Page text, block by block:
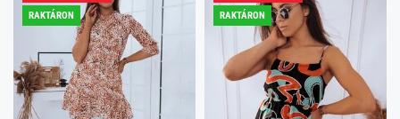
RAKTÁRON
RAKTÁRON